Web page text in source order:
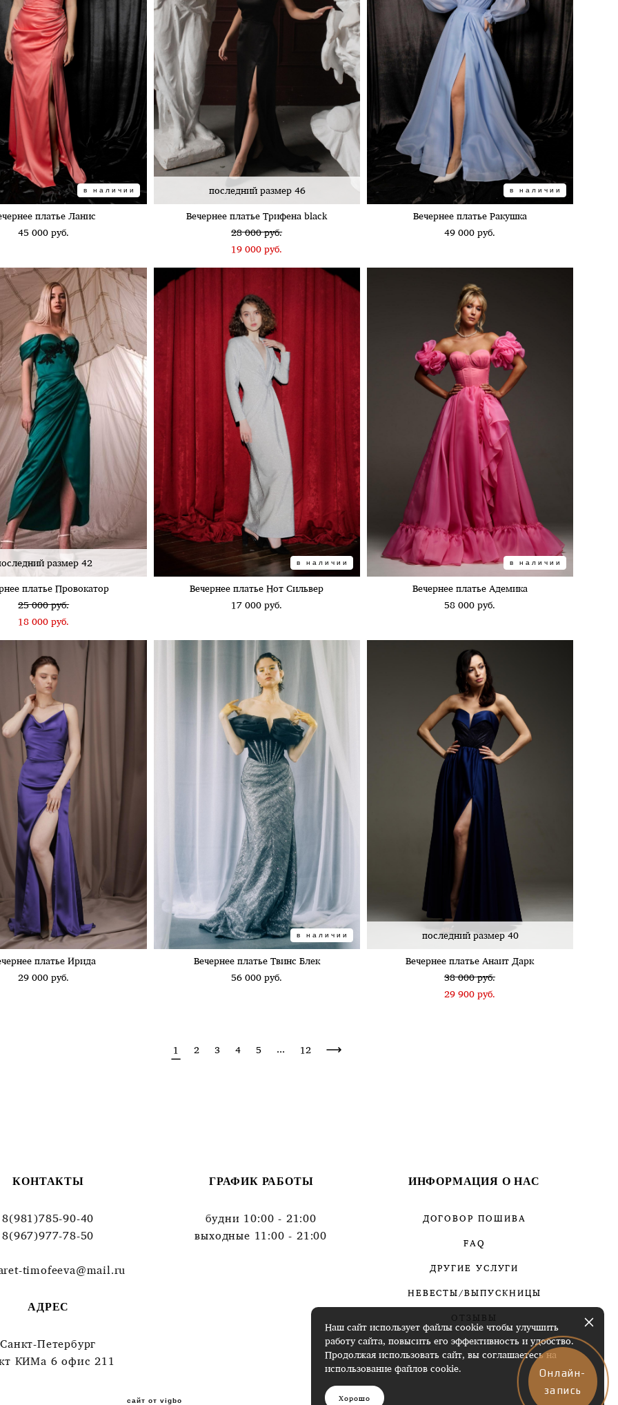
Онлайн-
запись
в наличии
платье Ланис
45 000 pуб.
последний размер 46
Вечернее платье Трифена black
28 000 pуб.
19 000 pуб.
в наличии
Вечернее платье Ракушка
49 000 pуб.
размер 42
платье Провокатор
25 000 pуб.
18 000 pуб.
в наличии
Вечернее платье Нот Сильвер
17 000 pуб.
в наличии
Вечернее платье Адемика
58 000 pуб.
платье Ирида
29 000 pуб.
в наличии
Вечернее платье Твинс Блек
56 000 pуб.
последний размер 40
Вечернее платье Анаит Дарк
38 000 pуб.
29 900 pуб.
1 2 3 4 5 ... 12
КОНТАКТЫ
8(981)785-90-40
8(967)977-78-50
timofeeva@mail.ru
АДРЕС
Санкт-Петербург
КИМа 6 офис 211
ГРАФИК РАБОТЫ
будни 10:00 - 21:00
выходные 11:00 - 21:00
ИНФОРМАЦИЯ О НАС
ДОГОВОР ПОШИВА
FAQ
ДРУГИЕ УСЛУГИ
НЕВЕСТЫ/ВЫПУСКНИЦЫ
ОТЗЫВЫ
сайт от vigbo
Наш сайт использует файлы cookie чтобы улучшить
работу сайта, повысить его эффективность и удобство.
Продолжая использовать сайт, вы соглашаетесь на
использование файлов cookie.
Хорошо